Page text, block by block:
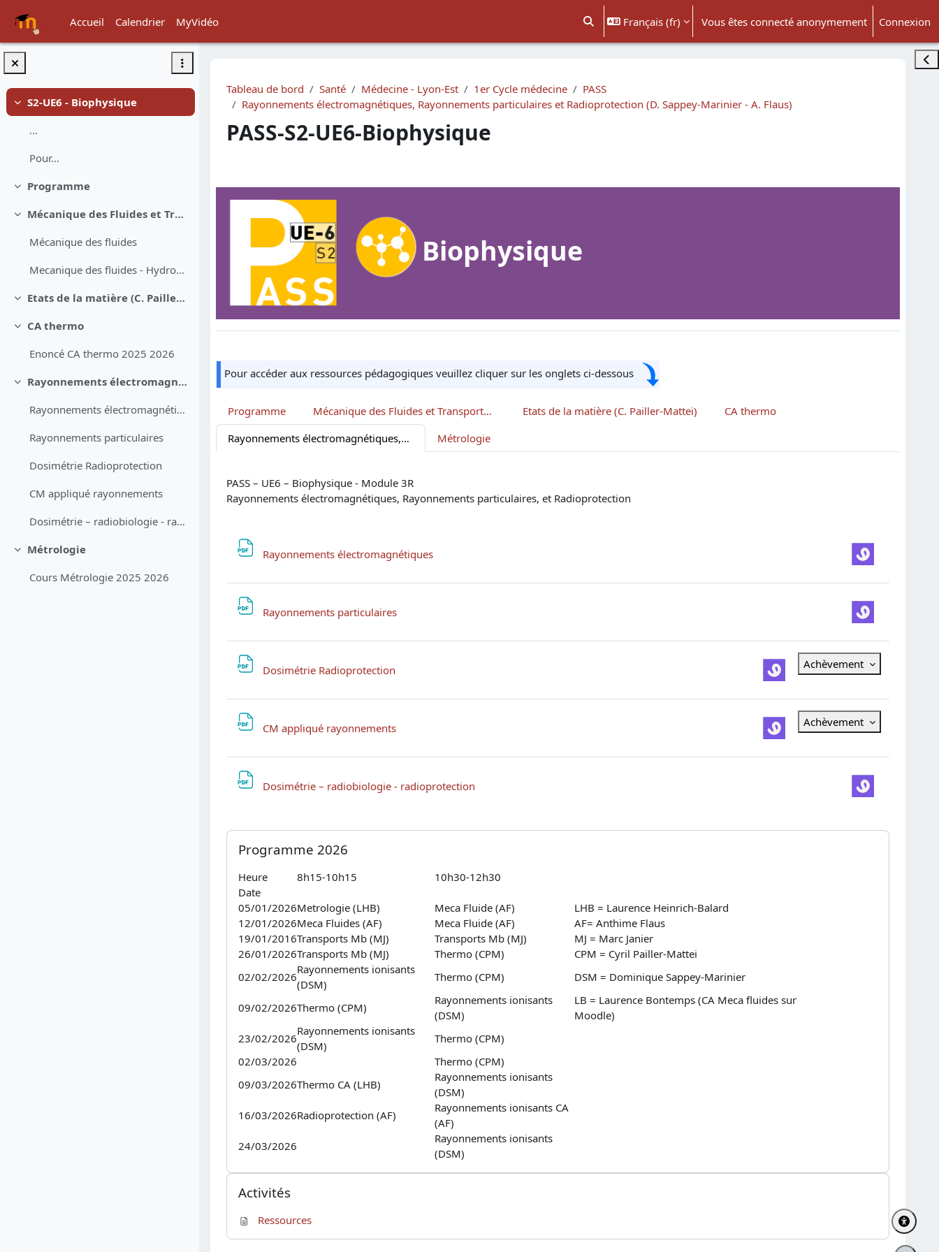
Accueil
Calendrier MyVidéo Activer/désactiver la saisie de recherche
Français ‎(fr)‎ Vous êtes connecté anonymement Connexion
Replier
S2-UE6 - Biophysique
...
Pour...
Replier
Programme
Replier
Mécanique des Fluides et Transports membranaires passifs (A. Flaus - M. Janier)
Mécanique des fluides
Mecanique des fluides - Hydrodynamique - circulation sanguine
Replier Etats de la matière (C. Pailler-Mattei)
Replier
CA thermo
Enoncé CA thermo 2025 2026
Replier
Rayonnements électromagnétiques, Rayonnements particulaires et Radioprotection (D. Sappey-Marinier - A. Flaus)
Rayonnements électromagnétiques
Rayonnements particulaires
Dosimétrie Radioprotection
CM appliqué rayonnements
Dosimétrie – radiobiologie - radioprotection
Replier
Métrologie
Cours Métrologie 2025 2026
Tableau de bord Santé Médecine - Lyon-Est 1er Cycle médecine
PASS
Rayonnements électromagnétiques, Rayonnements particulaires et Radioprotection (D. Sappey-Marinier - A. Flaus)
PASS-S2-UE6-Biophysique
Biophysique
Pour accéder aux ressources pédagogiques veuillez cliquer sur les onglets ci-dessous
Programme Mécanique des Fluides et Transports membranaires passifs (A. Flaus - M. Janier) Etats de la matière (C. Pailler-Mattei)
CA thermo
Rayonnements électromagnétiques, Rayonnements particulaires et Radioprotection (D. Sappey-Marinier - A. Flaus)
Métrologie
PASS – UE6 – Biophysique - Module 3R
Rayonnements électromagnétiques, Rayonnements particulaires, et Radioprotection
Rayonnements électromagnétiques
Rayonnements particulaires
Dosimétrie Radioprotection Achèvement
CM appliqué rayonnements Achèvement
Dosimétrie – radiobiologie - radioprotection
Blocs
Passer Programme 2026
Programme 2026
Heure 8h15-10h15
10h30-12h30
Date
05/01/2026Metrologie (LHB) Meca Fluide (AF)
LHB = Laurence Heinrich-Balard
12/01/2026Meca Fluides (AF) Meca Fluide (AF)
AF= Anthime Flaus
19/01/2016Transports Mb (MJ) Transports Mb (MJ)
MJ = Marc Janier
26/01/2026Transports Mb (MJ) Thermo (CPM)
CPM = Cyril Pailler-Mattei
02/02/2026
Rayonnements ionisants
(DSM)
Thermo (CPM) DSM = Dominique Sappey-Marinier
09/02/2026Thermo (CPM)
Rayonnements ionisants
(DSM)
LB = Laurence Bontemps (CA Meca fluides sur
Moodle)
23/02/2026
Rayonnements ionisants
(DSM)
Thermo (CPM)
02/03/2026
Thermo (CPM)
09/03/2026Thermo CA (LHB)
Rayonnements ionisants
(DSM)
16/03/2026Radioprotection (AF)
Rayonnements ionisants CA
(AF)
24/03/2026
Rayonnements ionisants
(DSM)
Passer Activités
Activités
Ressources